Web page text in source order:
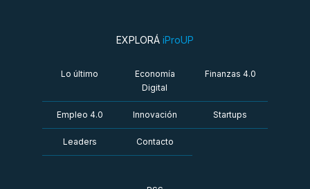
EXPLORÁ iProUP
Lo último
Economía
Digital
Finanzas 4.0
Empleo 4.0 Innovación Startups
Leaders Contacto